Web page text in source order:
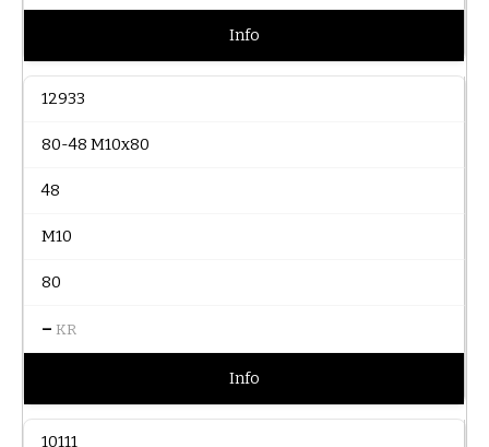
Info
12933
80-48 M10x80
48
M10
80
– KR
Info
10111